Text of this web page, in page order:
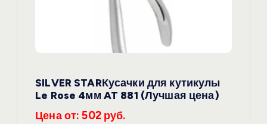
SILVER STARКусачки для кутикулы
Le Rose 4мм AT 881 (Лучшая цена)
Цена от: 502 руб.